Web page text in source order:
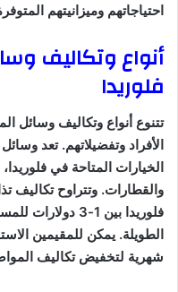
احتياجاتهم وميزانيتهم
أنواع وتكاليف
فلوريدا
تتنوع أنواع وتكاليف وسائل
الأفراد وتفضيلاتهم. تعد
الخيارات المتاحة في
والقطارات. وتتراوح تكاليف
الطويلة. يمكن للمقيمين
شهرية لتخفيض تكاليف